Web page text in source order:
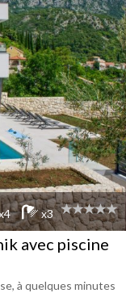
x3
avec piscine
à quelques minutes